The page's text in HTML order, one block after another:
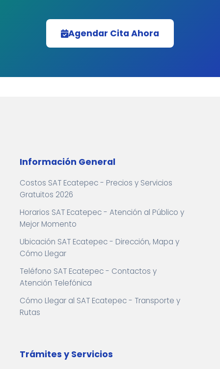
Agendar Cita Ahora
Información General
Costos SAT Ecatepec - Precios y Servicios
Gratuitos 2026
Horarios SAT Ecatepec - Atención al Público y
Mejor Momento
Ubicación SAT Ecatepec - Dirección, Mapa y
Cómo Llegar
Teléfono SAT Ecatepec - Contactos y
Atención Telefónica
Cómo Llegar al SAT Ecatepec - Transporte y
Rutas
Trámites y Servicios